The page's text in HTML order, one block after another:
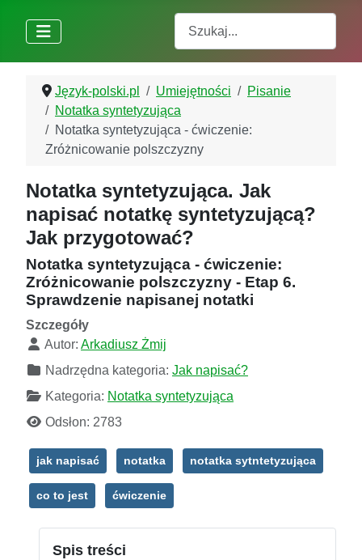
Język-polski.pl Umiejętności
Pisanie
Notatka syntetyzująca
Notatka syntetyzująca - ćwiczenie:
Zróżnicowanie polszczyzny
Notatka syntetyzująca. Jak
napisać notatkę syntetyzującą?
Jak przygotować?
Notatka syntetyzująca - ćwiczenie:
Zróżnicowanie polszczyzny - Etap 6.
Sprawdzenie napisanej notatki
Szczegóły
Autor: Arkadiusz Żmij
Nadrzędna kategoria: Jak napisać?
Kategoria: Notatka syntetyzująca
Odsłon: 2783
jak napisać notatka notatka sytntetyzująca
co to jest ćwiczenie
Spis treści